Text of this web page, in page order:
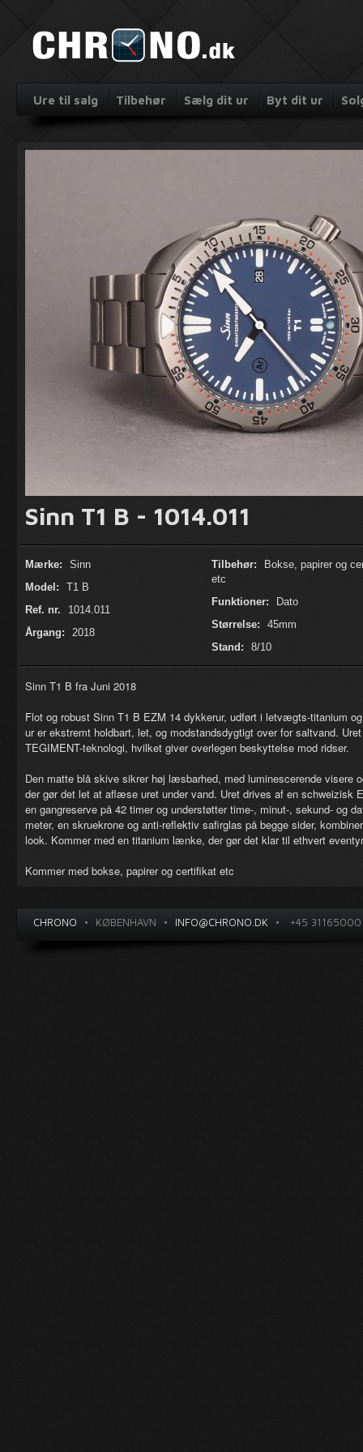
Ure til salg Tilbehør Sælg dit ur Byt dit ur
Sinn T1 B - 1014.011
Mærke:
Sinn
Model:
T1 B
Ref. nr.
1014.011
Årgang:
2018
Tilbehør:
Bokse, papirer og
etc
Funktioner:
Dato
Størrelse:
45mm
Stand:
8/10
Sinn T1 B fra Juni 2018
Flot og robust Sinn T1 B EZM 14 dykkerur, udført i letvægts-titanium
ur er ekstremt holdbart, let, og modstandsdygtigt over for saltvand.
TEGIMENT-teknologi, hvilket giver overlegen beskyttelse mod ridser.
Den matte blå skive sikrer høj læsbarhed, med luminescerende visere
der gør det let at aflæse uret under vand. Uret drives af en schweizisk
en gangreserve på 42 timer og understøtter time-, minut-, sekund- og
meter, en skruekrone og anti-reflektiv safirglas på begge sider,
look. Kommer med en titanium lænke, der gør det klar til ethvert
Kommer med bokse, papirer og certifikat etc
CHRONO • KØBENHAVN • INFO@CHRONO.DK • +45 31165000